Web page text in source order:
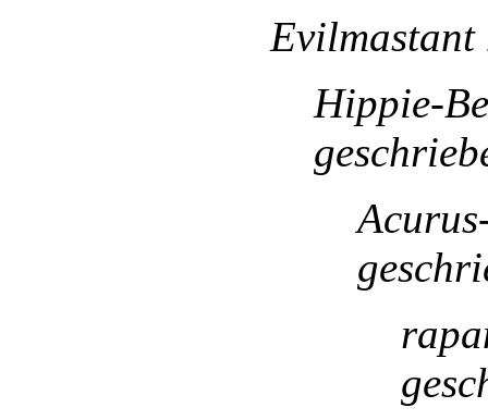
Evilmastant
Hippie-